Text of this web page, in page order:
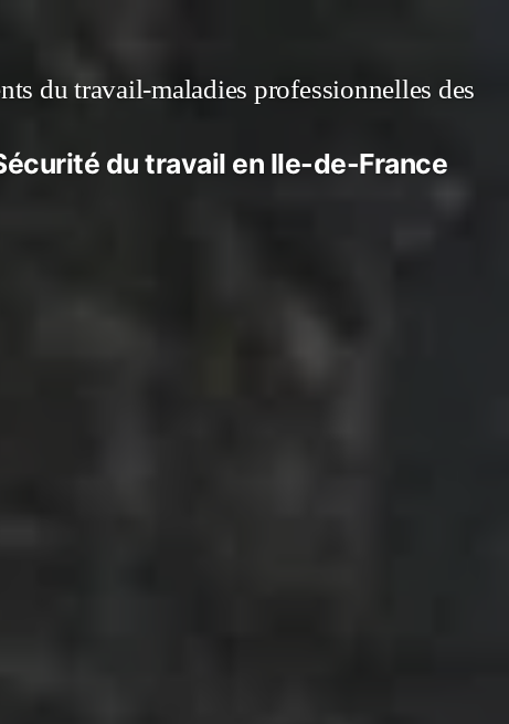
du travail-maladies professionnelles des
du travail en Ile-de-France